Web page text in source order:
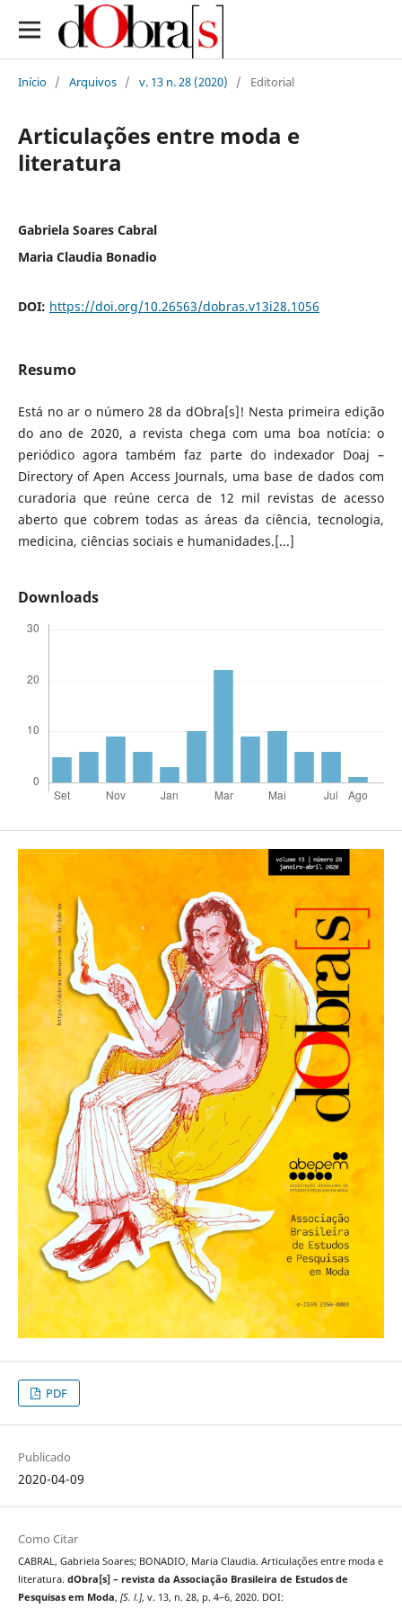
Início / Arquivos / v. 13 n. 28 (2020) / Editorial
Articulações entre moda e
literatura
Gabriela Soares Cabral
Maria Claudia Bonadio
DOI: https://doi.org/10.26563/dobras.v13i28.1056
Resumo
Está no ar o número 28 da dObra[s]! Nesta primeira edição
do ano de 2020, a revista chega com uma boa notícia: o
periódico agora também faz parte do indexador Doaj –
Directory of Apen Access Journals, uma base de dados com
curadoria que reúne cerca de 12 mil revistas de acesso
aberto que cobrem todas as áreas da ciência, tecnologia,
medicina, ciências sociais e humanidades.[...]
Downloads
PDF
Publicado
2020-04-09
Como Citar
CABRAL, Gabriela Soares; BONADIO, Maria Claudia. Articulações entre moda e
literatura. dObra[s] – revista da Associação Brasileira de Estudos de
Pesquisas em Moda, [S. l.], v. 13, n. 28, p. 4–6, 2020. DOI: